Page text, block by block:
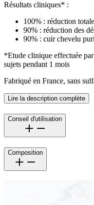
Résultats cliniques* :
100% : réduction
90% : réduction des
90% : cuir chevelu
*Etude clinique effectuée
sujets pendant 1 mois
Fabriqué en France, sans
Lire la description complète
Conseil d'utilisation
Composition